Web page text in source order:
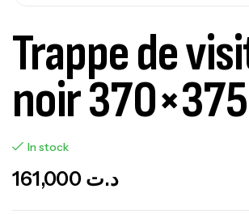
Trappe de
noir
In stock
د.ت